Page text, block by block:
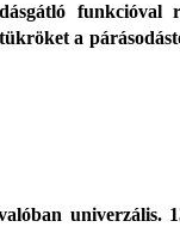
funkcióval
a
univerzális.